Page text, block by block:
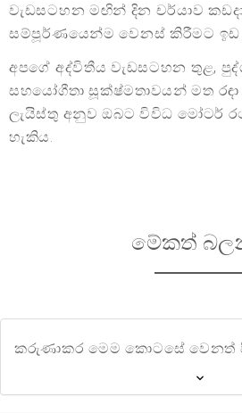
වැඩසටහන මඟින් දින චර්යාව
සම්පූර්ණයෙන්ම වෙනස් කිරීමට ඉඩ
අපගේ අද්විතීය වැඩසටහන තුළ,
සහයෝගීතා සූක්ෂ්මතාවයන් මත
ලැයිස්තු අනුව ඔබට විවිධ මෝටර්
හැකිය.
මේකත්
කරුණාකර මෙම කොටසේ වෙනත්